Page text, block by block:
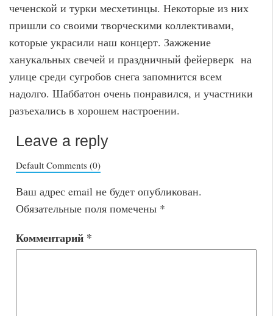
чеченской и турки месхетинцы. Некоторые из них
пришли со своими творческими коллективами,
которые украсили наш концерт. Зажжение
ханукальных свечей и праздничный фейерверк на
улице среди сугробов снега запомнится всем
надолго. Шаббатон очень понравился, и участники
разъехались в хорошем настроении.
Leave a reply
Default Comments (0)
Ваш адрес email не будет опубликован.
Обязательные поля помечены *
Комментарий *